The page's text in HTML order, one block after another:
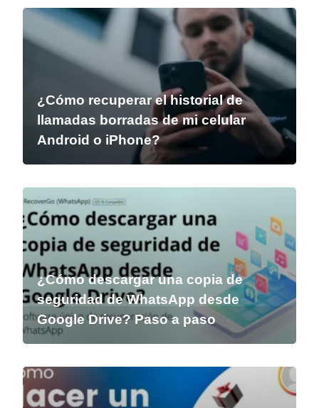
¿Cómo recuperar el historial de
llamadas borradas de mi celular
Android o iPhone?
¿Cómo descargar una copia de
seguridad de WhatsApp desde
Google Drive? Paso a paso